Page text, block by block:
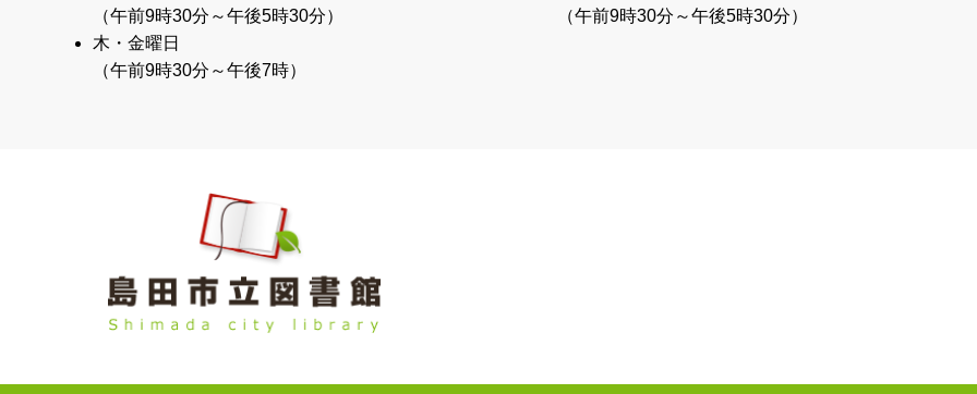
（午前9時30分～午後5時30分）
木・金曜日
（午前9時30分～午後7時）
（午前9時30分～午後5時30分）